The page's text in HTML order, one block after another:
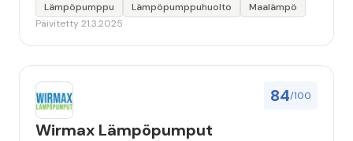
Lämpöpumppu Lämpöpumppuhuolto
Maalämpö
Päivitetty 21.3.2025
84/100
Wirmax Lämpöpumput